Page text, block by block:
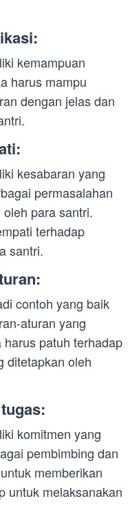
kemampuan
harus mampu
dengan jelas dan
kesabaran yang
permasalahan
para santri.
terhadap
santri.
contoh yang baik
aturan yang
patuh terhadap
ditetapkan oleh
komitmen yang
pembimbing dan
memberikan
untuk melaksanakan